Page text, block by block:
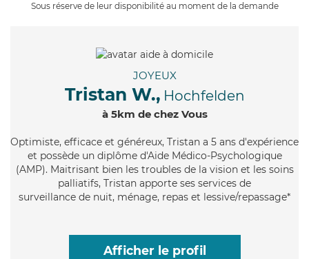
Sous réserve de leur disponibilité au moment de la demande
JOYEUX
Tristan W., Hochfelden
à 5km de chez Vous
Optimiste, efficace et généreux, Tristan a 5 ans d'expérience
et possède un diplôme d'Aide Médico-Psychologique
(AMP). Maitrisant bien les troubles de la vision et les soins
palliatifs, Tristan apporte ses services de
surveillance de nuit, ménage, repas et lessive/repassage*
Afficher le profil